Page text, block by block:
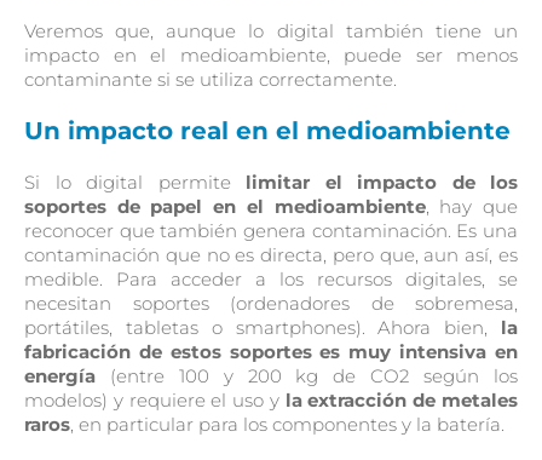
Veremos que, aunque lo digital también tiene un
impacto en el medioambiente, puede ser menos
contaminante si se utiliza correctamente.
Un impacto real en el medioambiente
Si lo digital permite limitar el impacto de los
soportes de papel en el medioambiente, hay que
reconocer que también genera contaminación. Es una
contaminación que no es directa, pero que, aun así, es
medible. Para acceder a los recursos digitales, se
necesitan soportes (ordenadores de sobremesa,
portátiles, tabletas o smartphones). Ahora bien, la
fabricación de estos soportes es muy intensiva en
energía (entre 100 y 200 kg de CO2 según los
modelos) y requiere el uso y la extracción de metales
raros, en particular para los componentes y la batería.